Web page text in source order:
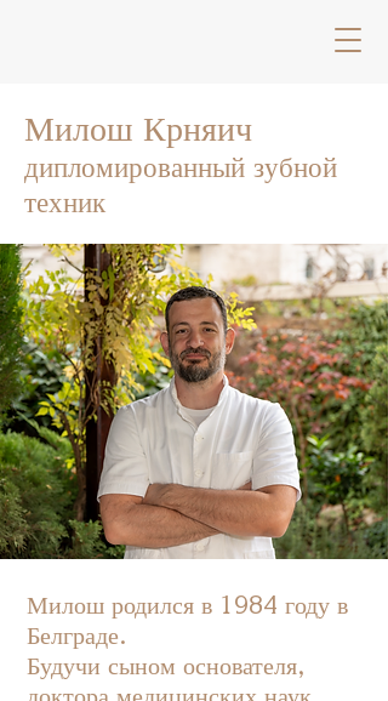
Милош Крняич
дипломированный зубной
техник
Милош родился в 1984 году в
Белграде.
Будучи сыном основателя,